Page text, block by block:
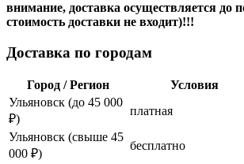
внимание, доставка осуществляется до
стоимость доставки не входит)!!!
Доставка по городам
Город / Регион Условия
Ульяновск (до 45 000
₽)
платная
Ульяновск (свыше 45
000 ₽)
бесплатно